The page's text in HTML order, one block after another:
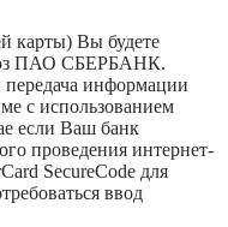
карты) Вы будете
ПАО СБЕРБАНК.
информации
с использованием
если Ваш банк
проведения интернет-
SecureCode для
ввод